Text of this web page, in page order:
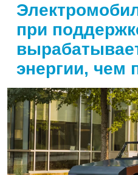
при
энергии, чем